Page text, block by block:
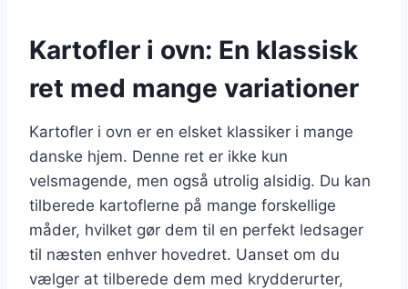
Kartofler i ovn: En klassisk
ret med mange variationer
Kartofler i ovn er en elsket klassiker i mange
danske hjem. Denne ret er ikke kun
velsmagende, men også utrolig alsidig. Du kan
tilberede kartoflerne på mange forskellige
måder, hvilket gør dem til en perfekt ledsager
til næsten enhver hovedret. Uanset om du
vælger at tilberede dem med krydderurter,